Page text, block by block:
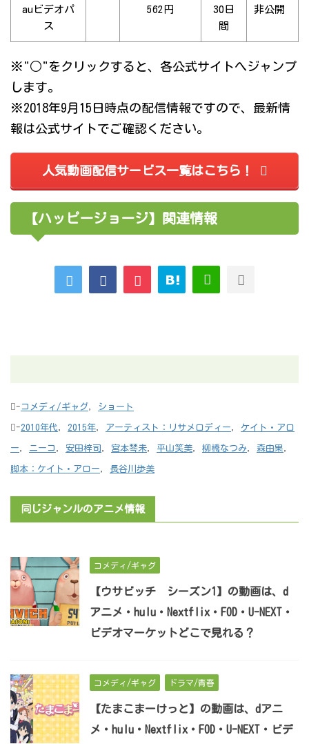
auビデオパ
ス
562円
30日
間
非公開
※"○"をクリックすると、各公式サイトへジャンプ
します。
※2018年9月15日時点の配信情報ですので、最新情
報は公式サイトでご確認ください。
人気動画配信サービス一覧はこちら！
【ハッピージョージ】関連情報
-コメディ/ギャグ, ショート
-2010年代, 2015年, アーティスト：リサメロディー, ケイト・アロ
ー, ニーコ , 安田梓司 , 宮本琴未, 平山笑美, 柳橋なつみ, 森由果,
脚本：ケイト・アロー, 長谷川歩美
同じジャンルのアニメ情報
コメディ/ギャグ
【ウサビッチ シーズン1】の動画は、d
アニメ・hulu・Nextflix・FOD・U-NEXT・
ビデオマーケットどこで見れる？
コメディ/ギャグ ドラマ/青春
【たまこまーけっと】の動画は、dアニ
メ・hulu・Nextflix・FOD・U-NEXT・ビデ